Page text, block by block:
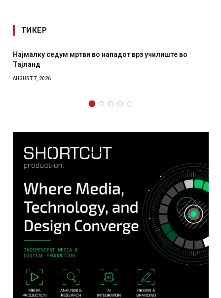
ТИКЕР
во нападот врз училиште во
СОЗИС: Украинците